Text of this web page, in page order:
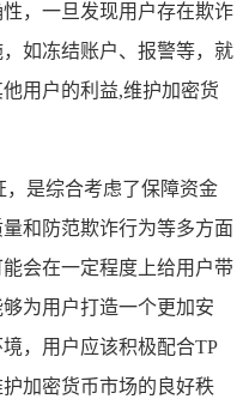
，一旦发现用户存在欺诈
如冻结账户、报警等，就
用户的利益,维护加密货
是综合考虑了保障资金
和防范欺诈行为等多方面
会在一定程度上给用户带
为用户打造一个更加安
，用户应该积极配合TP
加密货币市场的良好秩